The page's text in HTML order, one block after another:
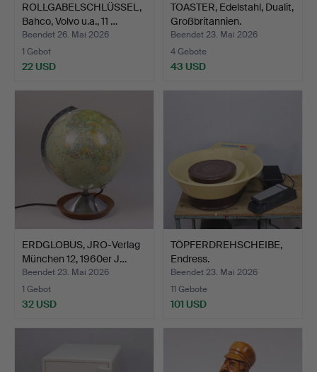
ROLLGABELSCHLÜSSEL,
Bahco, Volvo u.a., 11 …
Beendet 26. Mai 2026
1 Gebot
22 USD
TOASTER, Edelstahl, Dualit,
Großbritannien.
Beendet 23. Mai 2026
4 Gebote
43 USD
ERDGLOBUS, JRO-Verlag
München 12, 1960er J…
Beendet 23. Mai 2026
1 Gebot
32 USD
TÖPFERDREHSCHEIBE,
Endress.
Beendet 23. Mai 2026
11 Gebote
101 USD